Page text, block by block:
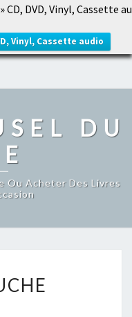
DVD, Vinyl, Cassette au
Vinyl, Cassette audio
DU
Ou Acheter Des Livres